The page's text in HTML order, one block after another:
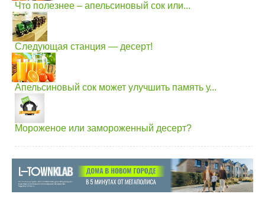
Что полезнее – апельсиновый сок или...
Следующая станция — десерт!
Апельсиновый сок может улучшить память у...
Мороженое или замороженный десерт?